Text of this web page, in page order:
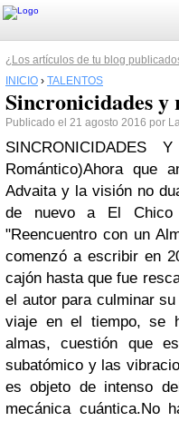
¿Los artículos de tu blog
INICIO › TALENTOS
Sincronicidades y
Publicado el 21 agosto 2016 por
SINCRONICIDADES
Romántico)Ahora que
Advaita y la visión no
de nuevo a El
"Reencuentro con un
comenzó a escribir en
cajón hasta que fue
el autor para culminar
viaje en el tiempo, se
almas, cuestión que
subatómico y las
es objeto de intenso
mecánica cuántica.No